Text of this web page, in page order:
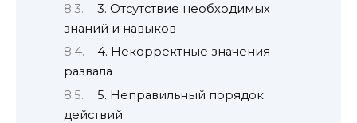
3. Отсутствие необходимых
знаний и навыков
4. Некорректные значения
развала
5. Неправильный порядок
действий